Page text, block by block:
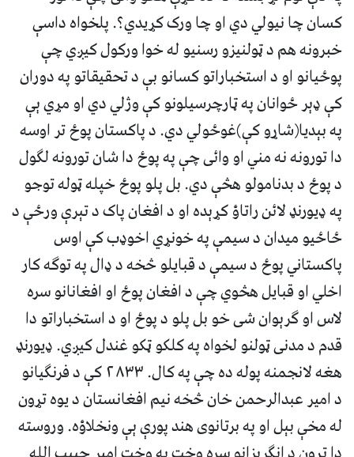
کسان چا نيولي دي او چا ورک کړيدي؟. پلخواه داسې
خبرونه هم د ټولنيزو رسنيو له خوا ورکول کيږي چې
پوځيانو او د استخباراتو کسانو بې د تحقيقاتو په دوران
کې ډېر ځوانان په ټارچرسيلونو کې وژلي دي او مړي ېې
په بېديا(شاړو کې)غوځولي دي. د پاکستان پوځ تر اوسه
دا تورونه نه مني او وائی چې په پوځ دا شان تورونه لګول
د پوځ د بدنامولو هڅې دي. بل پلو پوځ خپله ټوله توجو
په ډيورنډ لائن راتاؤ کړېده او د افغان پاک د تېرې ورځې د
ځاځيو ميدان د سيمې په خونړي اخوډب کې اوس
پاکستاني پوځ د سيمې د قبايلو څخه د ډال په توګه کار
اخلي او قبايل هڅوي چې د افغان پوځ او افغانانو سره
لاس او ګرېوان شی خو بل پلو د پوځ او د استخباراتو دا
قدم د مدنی ټولنو لخواه په کلکو ټکو غندل کيږي. ډيورنډ
هغه لانجمنه پوله ده چې په کال. ۲۸۳۳ کې د فرنګيانو
د امير عبدالرحمن خان څخه نيم افغانستان د يوه تړون
له مخې بېل او په برتانوی هند پورې ېې ونخلاؤه. وروسته